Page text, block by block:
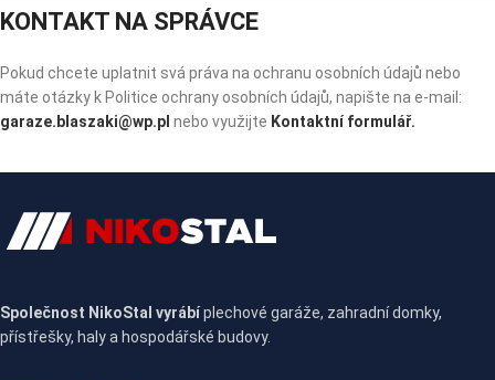
KONTAKT NA SPRÁVCE
Pokud chcete uplatnit svá práva na ochranu osobních údajů nebo
máte otázky k Politice ochrany osobních údajů, napište na e-mail:
garaze.blaszaki@wp.pl nebo využijte Kontaktní formulář.
Společnost NikoStal vyrábíplechové garáže, zahradní domky,
přístřešky, haly a hospodářské budovy.